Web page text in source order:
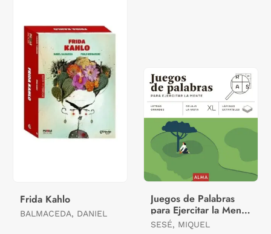
Frida Kahlo
BALMACEDA, DANIEL
Juegos de Palabras
para Ejercitar la Mente
(Xl)
SESÉ, MIQUEL